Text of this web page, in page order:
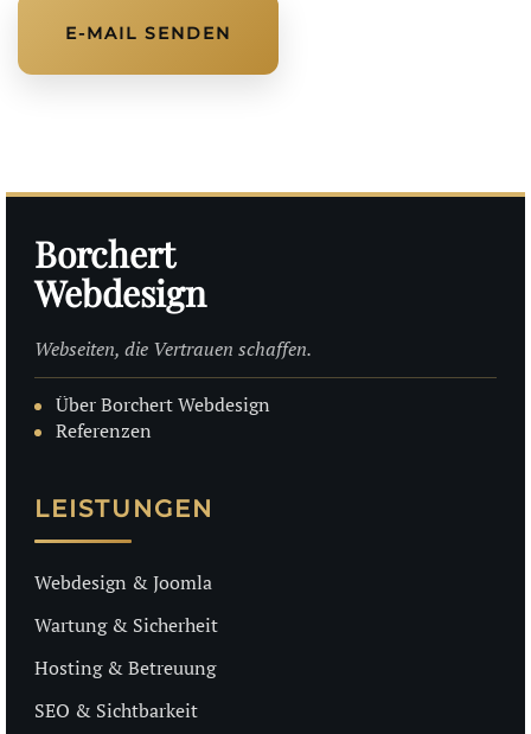
E-MAIL SENDEN
Borchert
Webdesign
Webseiten, die Vertrauen schaffen.
Über Borchert Webdesign
Referenzen
LEISTUNGEN
Webdesign & Joomla
Wartung & Sicherheit
Hosting & Betreuung
SEO & Sichtbarkeit